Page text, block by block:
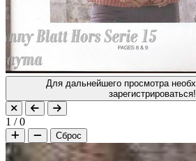
Для дальнейшего просмотра необходимо войти или
зарегистрироваться!
1 /0
Сброс